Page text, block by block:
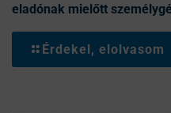
eladónak mielőtt
Érdekel, elolvasom